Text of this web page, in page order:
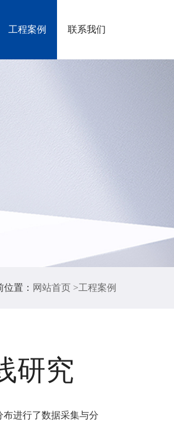
工程案例 联系我们
位置： 网站首页 >工程案例
研究
进行了数据采集与分